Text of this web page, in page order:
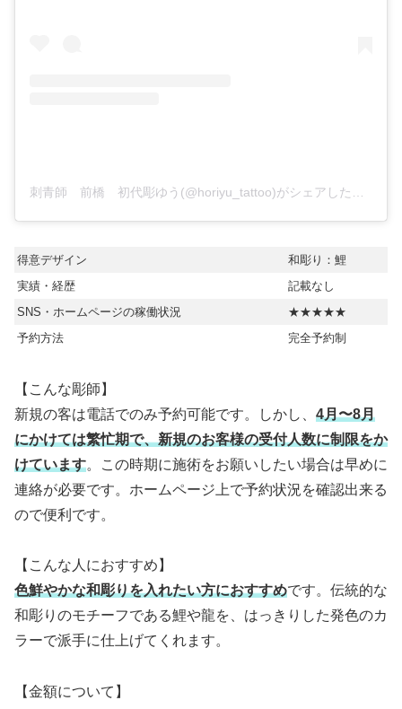
得意デザイン
和彫り：鯉
実績・経歴
記載なし
SNS・ホームページの稼働状況
★★★★★
予約方法
完全予約制
【こんな彫師】
新規の客は電話でのみ予約可能です。しかし、 4月〜8月
にかけては繁忙期で、新規のお客様の受付人数に制限をか
けています。この時期に施術をお願いしたい場合は早めに
連絡が必要です。ホームページ上で予約状況を確認出来る
ので便利です。
【こんな人におすすめ】
色鮮やかな和彫りを入れたい方におすすめです。伝統的な
和彫りのモチーフである鯉や龍を、はっきりした発色のカ
ラーで派手に仕上げてくれます。
【金額について】